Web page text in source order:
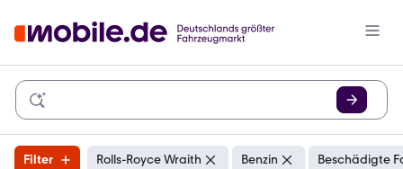
Filter Rolls-Royce Wraith Benzin Beschädigte